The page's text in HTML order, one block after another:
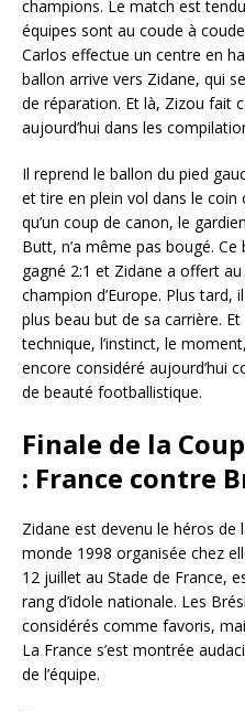
champions. Le match est
équipes sont au coude à
Carlos effectue un centre en
ballon arrive vers Zidane, qui
de réparation. Et là, Zizou fait
aujourd’hui dans les
Il reprend le ballon du pied
et tire en plein vol dans le
qu’un coup de canon, le
Butt, n’a même pas bougé.
gagné 2:1 et Zidane a offert
champion d’Europe. Plus tard,
plus beau but de sa carrière.
technique, l’instinct, le
encore considéré aujourd’hui
de beauté footballistique.
Finale de la
: France contre
Zidane est devenu le héros de
monde 1998 organisée chez
12 juillet au Stade de France,
rang d’idole nationale. Les
considérés comme favoris,
La France s’est montrée
de l’équipe.